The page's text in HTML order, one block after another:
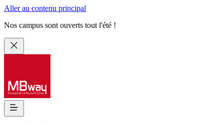
Aller au contenu principal
Nos campus sont ouverts tout l'été !